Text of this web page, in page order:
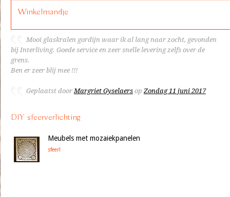
Winkelmandje
Mooi glaskralen gordijn waar ik al lang naar zocht, gevonden
bij Interliving. Goede service en zeer snelle levering zelfs over de
grens.
Ben er zeer blij mee !!!
Geplaatst doorMargriet Gyselaers op Zondag 11 juni 2017
DIY sfeerverlichting
Meubels met mozaiekpanelen
sfeer!